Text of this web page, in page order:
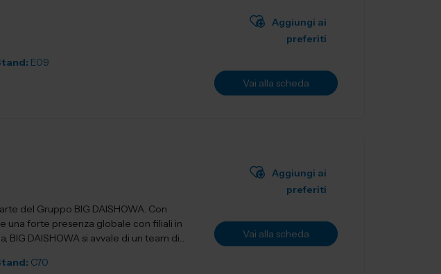
E09
Aggiungi ai
preferiti
Vai alla scheda
del Gruppo BIG DAISHOWA. Con
una forte presenza globale con filiali in
BIG DAISHOWA si avvale di un team di...
C70
Aggiungi ai
preferiti
Vai alla scheda